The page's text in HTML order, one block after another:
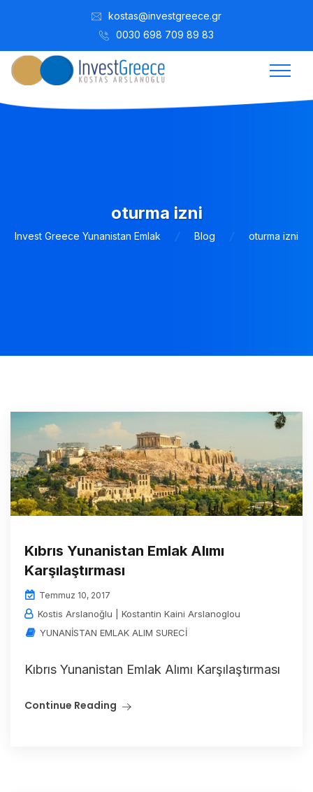
kostas@investgreece.gr
0030 698 709 89 83
oturma izni
Invest Greece Yunanistan Emlak Blog oturma izni
Kıbrıs Yunanistan Emlak Alımı
Karşılaştırması
Temmuz 10, 2017
Kostis Arslanoğlu | Kostantin Kaini Arslanoglou
YUNANİSTAN EMLAK ALIM SURECİ
Kıbrıs Yunanistan Emlak Alımı Karşılaştırması
Continue Reading